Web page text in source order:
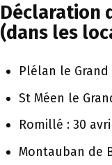
Déclaration
(dans les
Plélan le
St Méen le
Romillé : 30
Montauban de